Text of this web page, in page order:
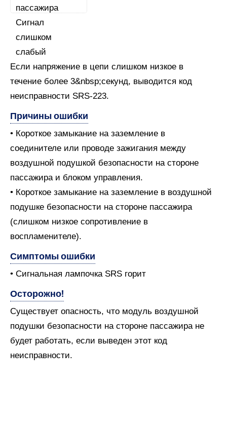
Если напряжение в цепи слишком низкое в
течение более 3&nbsp;секунд, выводится код
неисправности SRS-223.
Причины ошибки
• Короткое замыкание на заземление в
соединителе или проводе зажигания между
воздушной подушкой безопасности на стороне
пассажира и блоком управления.
• Короткое замыкание на заземление в воздушной
подушке безопасности на стороне пассажира
(слишком низкое сопротивление в
воспламенителе).
Симптомы ошибки
• Сигнальная лампочка SRS горит
Осторожно!
Существует опасность, что модуль воздушной
подушки безопасности на стороне пассажира не
будет работать, если выведен этот код
неисправности.